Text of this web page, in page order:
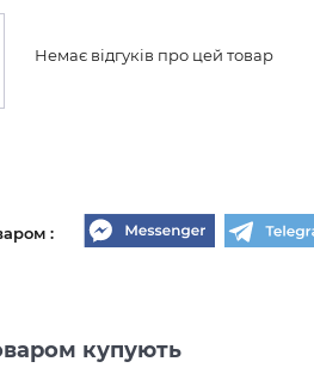
Немає відгуків про цей товар
:
купують